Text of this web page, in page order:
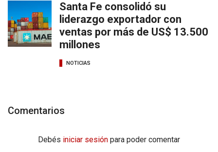
Santa Fe consolidó su
liderazgo exportador con
ventas por más de US$ 13.500
millones
NOTICIAS
Comentarios
Debés iniciar sesión para poder comentar